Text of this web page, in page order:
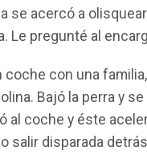
se acercó a
Le pregunté al
coche con una
Bajó la perra y
al coche y éste
salir disparada